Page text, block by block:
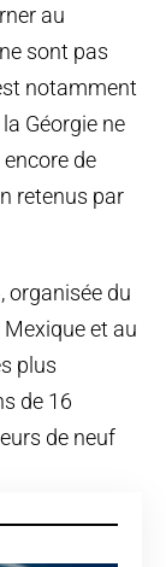
au
sont pas
notamment
Géorgie ne
de
retenus par
organisée du
et au
plus
de 16
de neuf